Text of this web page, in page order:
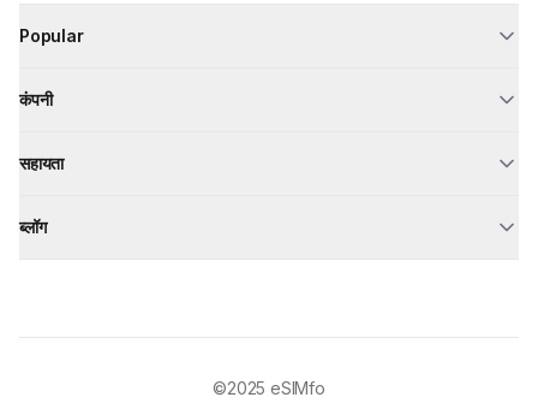
Popular
कंपनी
सहायता
ब्लॉग
©2025 eSIMfo